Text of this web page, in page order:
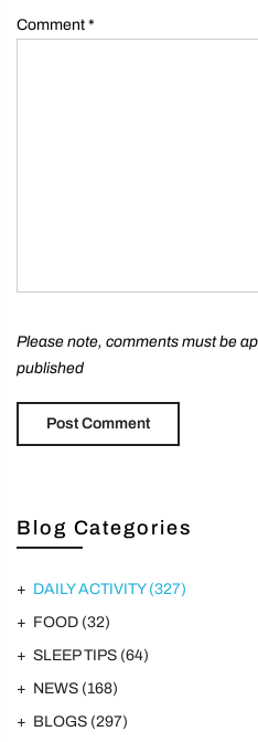
Blog Categories
DAILY ACTIVITY (327)
FOOD (32)
SLEEP TIPS (64)
NEWS (168)
BLOGS (297)
Comment *
Please note, comments must be
published